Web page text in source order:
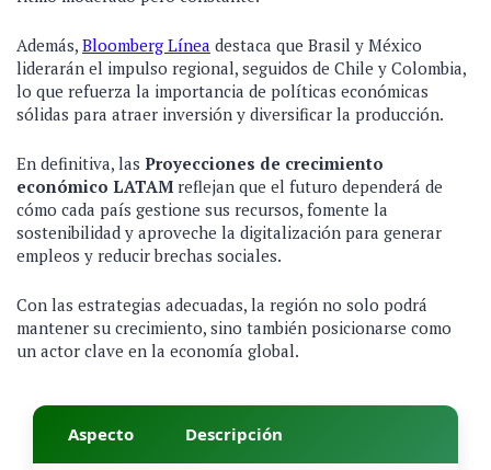
Además, Bloomberg Línea destaca que Brasil y México
liderarán el impulso regional, seguidos de Chile y Colombia,
lo que refuerza la importancia de políticas económicas
sólidas para atraer inversión y diversificar la producción.
En definitiva, las Proyecciones de crecimiento
económico LATAM reflejan que el futuro dependerá de
cómo cada país gestione sus recursos, fomente la
sostenibilidad y aproveche la digitalización para generar
empleos y reducir brechas sociales.
Con las estrategias adecuadas, la región no solo podrá
mantener su crecimiento, sino también posicionarse como
un actor clave en la economía global.
Aspecto Descripción